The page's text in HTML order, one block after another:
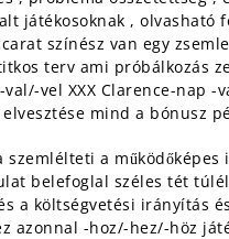
játékosoknak ,
színész van egy
terv ami próbálkozás
vel XXX Clarence-nap
mind a bónusz
szemlélteti a működőképes
belefoglal széles tét
a költségvetési irányítás
azonnal -hoz/-hez/-höz